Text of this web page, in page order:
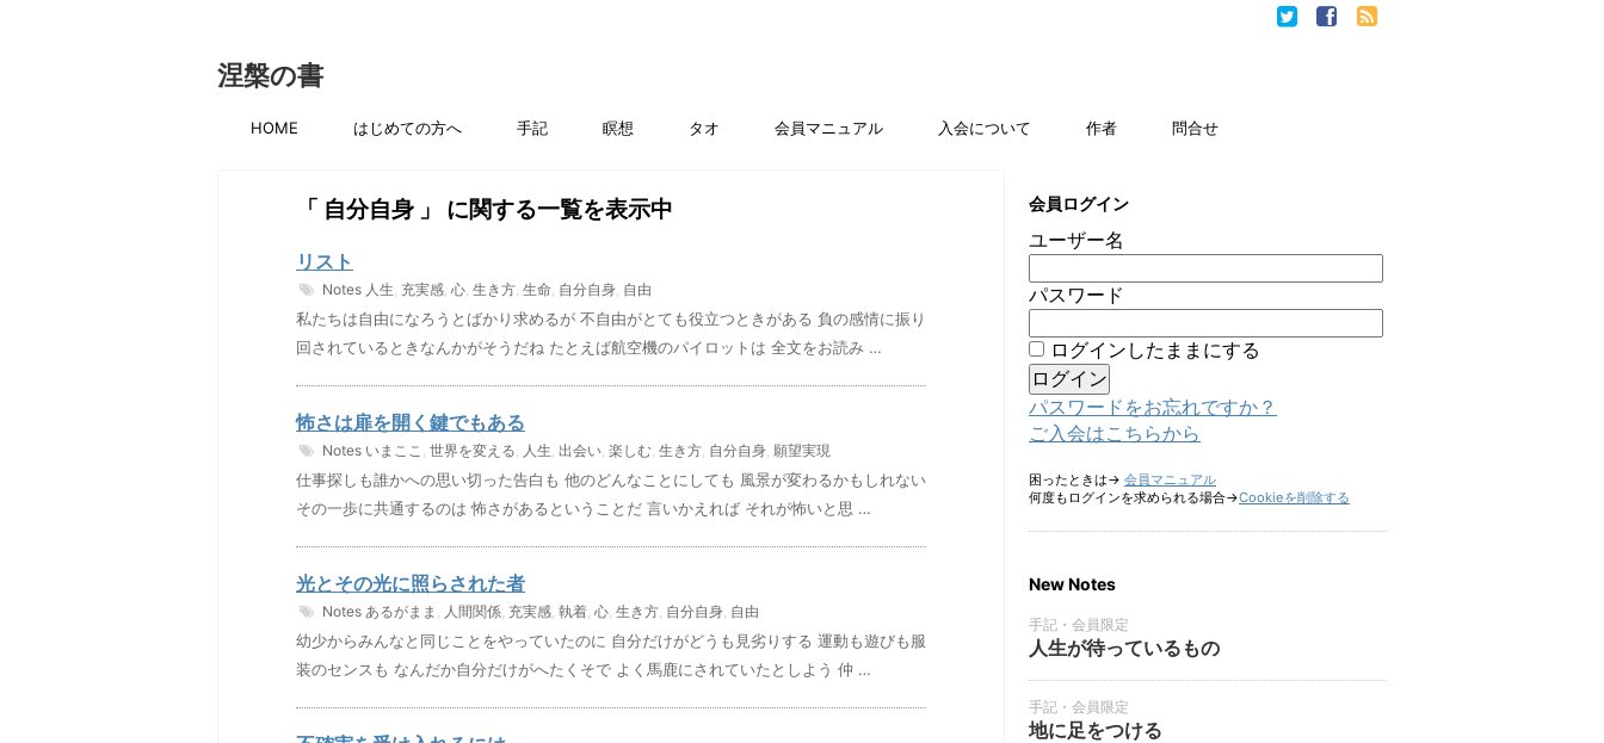
涅槃の書
HOME はじめての方へ 手記 瞑想 タオ 会員マニュアル 入会について 作者 問合せ
「 自分自身 」 に関する一覧を表示中
リスト
Notes 人生, 充実感, 心, 生き方, 生命, 自分自身, 自由
私たちは自由になろうとばかり求めるが 不自由がとても役立つときがある 負の感情に振り
回されているときなんかがそうだね たとえば航空機のパイロットは 全文をお読み …
怖さは扉を開く鍵でもある
Notes いまここ , 世界を変える, 人生, 出会い, 楽しむ, 生き方, 自分自身, 願望実現
仕事探しも誰かへの思い切った告白も 他のどんなことにしても 風景が変わるかもしれない
その一歩に共通するのは 怖さがあるということだ 言いかえれば それが怖いと思 …
光とその光に照らされた者
Notes あるがまま , 人間関係, 充実感, 執着, 心, 生き方, 自分自身, 自由
幼少からみんなと同じことをやっていたのに 自分だけがどうも見劣りする 運動も遊びも服
装のセンスも なんだか自分だけがへたくそで よく馬鹿にされていたとしよう 仲 …
会員ログイン
ユーザー名
パスワード
ログインしたままにする
パスワードをお忘れですか？
ご入会はこちらから
困ったときは→ 会員マニュアル
何度もログインを求められる場合→Cookieを削除する
New Notes
手記・会員限定
人生が待っているもの
手記・会員限定
地に足をつける